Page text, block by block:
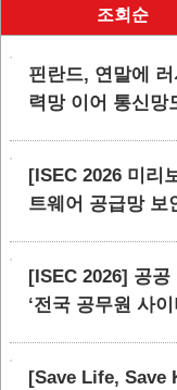
조회순
핀란드, 연말에
력망 이어 통신망
[ISEC 2026 미리
트웨어 공급망 보
[ISEC 2026] 공
‘전국 공무원 사
[Save Life, Save